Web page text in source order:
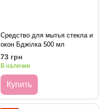
Средство для мытья стекла и
окон Бджілка 500 мл
73 грн
В наличии
Купить